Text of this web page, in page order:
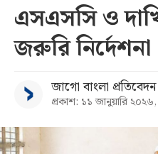
সর্বশেষ
বিভাগ
আর্কাইভ
এসএসসি ও
জরুরি নির্দেশনা
জাগো বাংলা প্রতিবেদন
প্রকাশ: ১১ জানুয়ারি